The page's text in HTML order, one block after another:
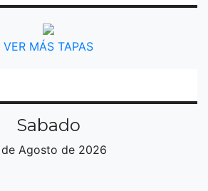
VER MÁS TAPAS
Sabado
Agosto de 2026